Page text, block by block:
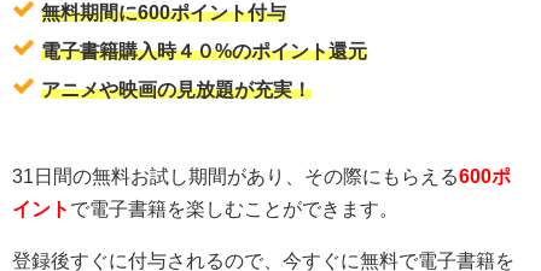
無料期間に600ポイント付与
電子書籍購入時４０%のポイント還元
アニメや映画の見放題が充実！
31日間の無料お試し期間があり、その際にもらえる600ポ
イント で電子書籍を楽しむことができます。
登録後すぐに付与されるので、今すぐに無料で電子書籍を